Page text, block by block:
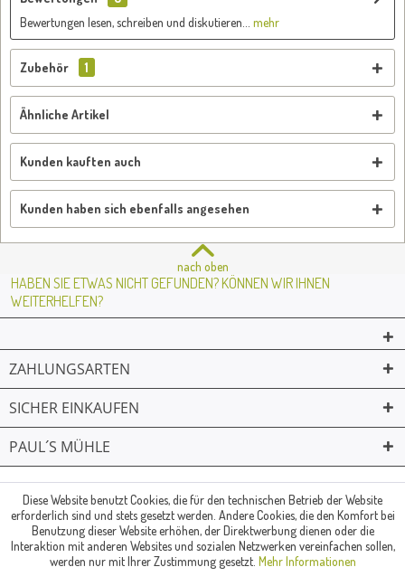
Bewertungen lesen, schreiben und diskutieren...
mehr
Zubehör 1
Ähnliche Artikel
Kunden kauften auch
Kunden haben sich ebenfalls angesehen
nach oben
HABEN SIE ETWAS NICHT GEFUNDEN? KÖNNEN WIR IHNEN
WEITERHELFEN?
ZAHLUNGSARTEN
SICHER EINKAUFEN
PAUL´S MÜHLE
© Paul's Mühle | Inhaber: Christof Paul e.K. | Westring 2 | 45659
Recklinghausen
Fax: 02361 -28831 | E-Mail: info@pauls-muehle.de
Diese Website benutzt Cookies, die für den technischen Betrieb der Website
erforderlich sind und stets gesetzt werden. Andere Cookies, die den Komfort bei
Benutzung dieser Website erhöhen, der Direktwerbung dienen oder die
Interaktion mit anderen Websites und sozialen Netzwerken vereinfachen sollen,
werden nur mit Ihrer Zustimmung gesetzt. Mehr Informationen